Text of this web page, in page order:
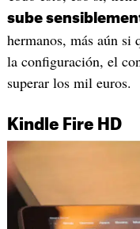
sube
hermanos, más aún si
la configuración, el
superar los mil euros.
Kindle Fire HD